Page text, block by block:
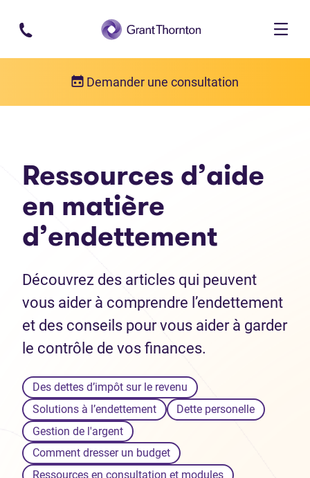
Passer au contenu principal
Demander une consultation
Ressources d’aide
en matière
d’endettement
Découvrez des articles qui peuvent
vous aider à comprendre l’endettement
et des conseils pour vous aider à garder
le contrôle de vos finances.
Des dettes d’impôt sur le revenu
Solutions à l’endettement
Dette personelle
Gestion de l'argent
Comment dresser un budget
Ressources en consultation et modules